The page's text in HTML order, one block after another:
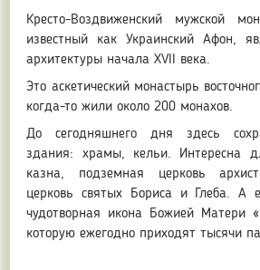
Кресто-Воздвиженский мужской
известный как Украинский Афон,
архитектуры начала XVII века.
Это аскетический монастырь
когда-то жили около 200 монахов.
До сегодняшнего дня здесь
здания: храмы, кельи. Интересна
казна, подземная церковь
церковь святых Бориса и Глеба. А
чудотворная икона Божией Матери
которую ежегодно приходят тысячи